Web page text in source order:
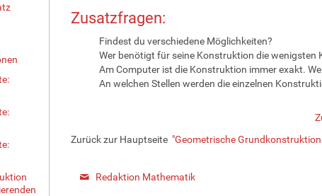
Zusatzfragen:
Findest du verschiedene Möglichkeiten?
Wer benötigt für seine Konstruktion die wenigsten
Am Computer ist die Konstruktion immer exakt.
An welchen Stellen werden die einzelnen
Zurück zur Hauptseite "Geometrische
Redaktion Mathematik